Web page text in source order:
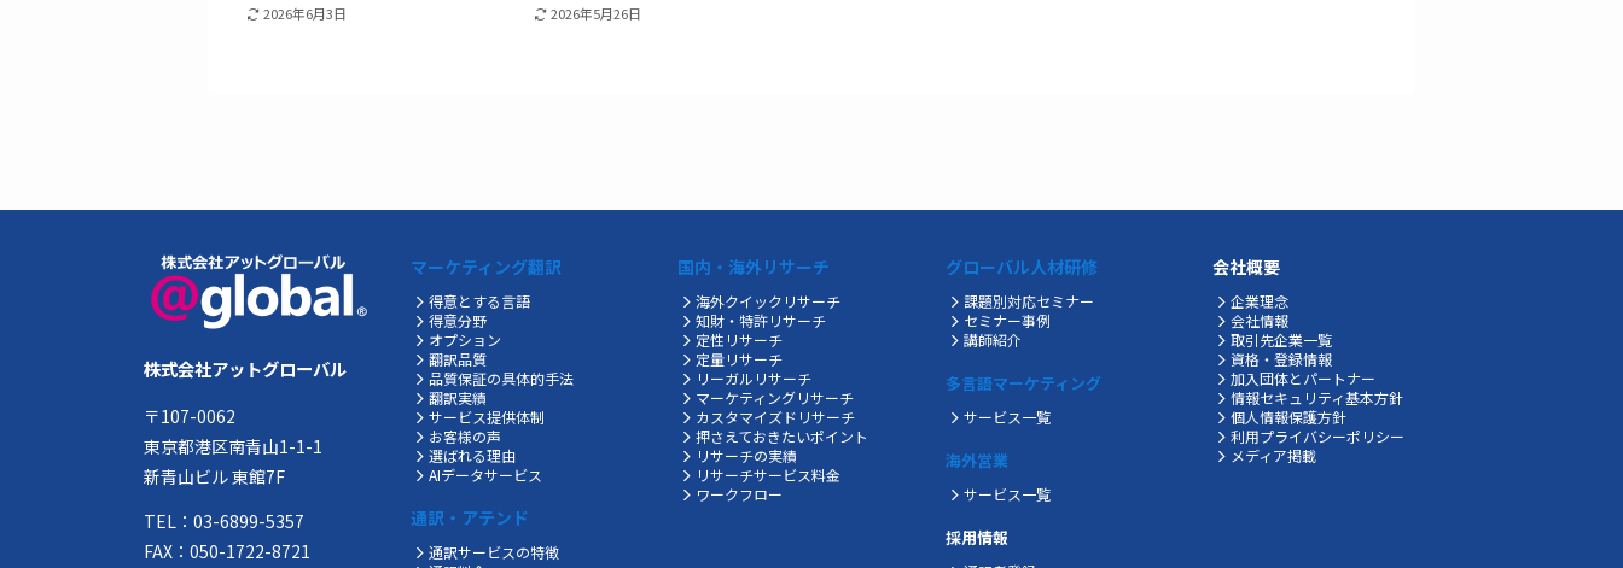
2026年6月3日 2026年5月26日
株式会社アットグローバル
〒107-0062
東京都港区南青山1-1-1
新青山ビル 東館7F
TEL：03-6899-5357
FAX：050-1722-8721
マーケティング翻訳
得意とする言語
得意分野
オプション
翻訳品質
品質保証の具体的手法
翻訳実績
サービス提供体制
お客様の声
選ばれる理由
AIデータサービス
通訳・アテンド
通訳サービスの特徴
国内・海外リサーチ
海外クイックリサーチ
知財・特許リサーチ
定性リサーチ
定量リサーチ
リーガルリサーチ
マーケティングリサーチ
カスタマイズドリサーチ
押さえておきたいポイント
リサーチの実績
リサーチサービス料金
ワークフロー
グローバル人材研修
課題別対応セミナー
セミナー事例
講師紹介
多言語マーケティング
サービス一覧
海外営業
サービス一覧
採用情報
会社概要
企業理念
会社情報
取引先企業一覧
資格・登録情報
加入団体とパートナー
情報セキュリティ基本方針
個人情報保護方針
利用プライバシーポリシー
メディア掲載